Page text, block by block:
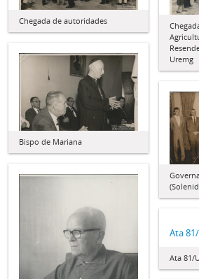
Chegada de autoridades
Uremg
Bispo de Mariana
Ata
Ata 81/